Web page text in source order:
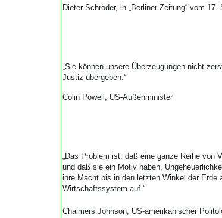
Dieter Schröder, in „Berliner Zeitung“ vom 17.
„Sie können unsere Überzeugungen nicht
Justiz übergeben.“
Colin Powell, US-Außenminister
„Das Problem ist, daß eine ganze Reihe von
und daß sie ein Motiv haben,
ihre Macht bis in den letzten Winkel der Erde
Wirtschaftssystem auf.“
Chalmers Johnson, US-amerikanischer